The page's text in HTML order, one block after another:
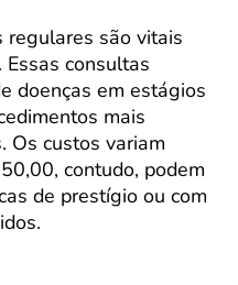
regulares são vitais
consultas
doenças em estágios
mais
Os custos variam
contudo, podem
de prestígio ou com